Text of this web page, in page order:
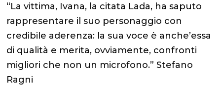
“La vittima, Ivana, la citata Lada, ha saputo
rappresentare il suo personaggio con
credibile aderenza: la sua voce è anche’essa
di qualità e merita, ovviamente, confronti
migliori che non un microfono.” Stefano
Ragni